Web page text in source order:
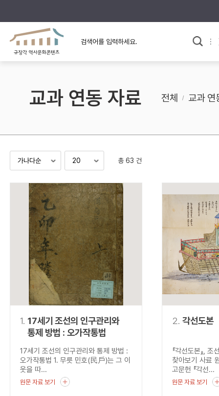
규장각의 어제와 오늘
규장각 소개영상
사료와 문학으로 본
고대
고려
조선 후기
검색 연산자 사용안내
연산자
AND 정조 AND 정약용
“정조”와 “정약
색
정조 OR 정약용 “정조” 또는 “정
NOT 정조 NOT 정약용
“정조”가 나온
료를 검색
동시에 여러 개의 연산자를 사용할 수 있습니다.
교과 연동 자료 전체 교과 연
총 63 건
1. 17세기 조선의 인구관리와
통제 방법 : 오가작통법
17세기 조선의 인구관리와 통제 방법 :
오가작통법 1. 무릇 민호(民戶)는 그 이
웃을 따...
원문 자료 보기
2. 각선도본
『각선도본』,
찾아보기 사료
고문헌 『각선...
원문 자료 보기